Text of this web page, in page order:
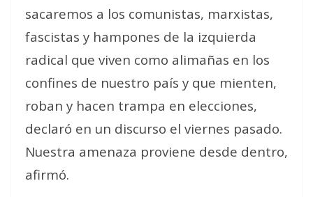
sacaremos a los comunistas, marxistas,
fascistas y hampones de la izquierda
radical que viven como alimañas en los
confines de nuestro país y que mienten,
roban y hacen trampa en elecciones,
declaró en un discurso el viernes pasado.
Nuestra amenaza proviene desde dentro,
afirmó.